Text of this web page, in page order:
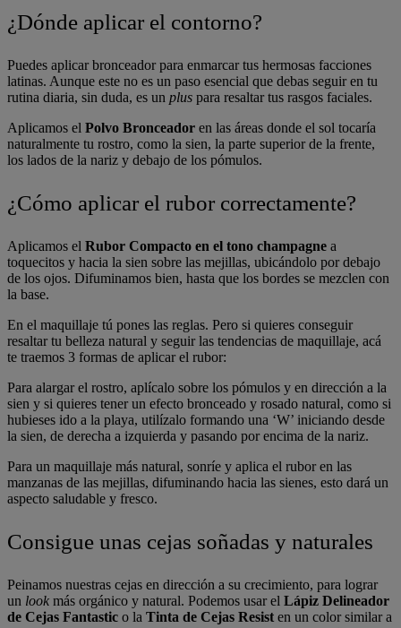
¿Dónde aplicar el contorno?
Puedes aplicar bronceador para enmarcar tus hermosas facciones
latinas. Aunque este no es un paso esencial que debas seguir en tu
rutina diaria, sin duda, es un plus para resaltar tus rasgos faciales.
Aplicamos el Polvo Bronceador en las áreas donde el sol tocaría
naturalmente tu rostro, como la sien, la parte superior de la frente,
los lados de la nariz y debajo de los pómulos.
¿Cómo aplicar el rubor correctamente?
Aplicamos el Rubor Compacto en el tono champagne a
toquecitos y hacia la sien sobre las mejillas, ubicándolo por debajo
de los ojos. Difuminamos bien, hasta que los bordes se mezclen con
la base.
En el maquillaje tú pones las reglas. Pero si quieres conseguir
resaltar tu belleza natural y seguir las tendencias de maquillaje, acá
te traemos 3 formas de aplicar el rubor:
Para alargar el rostro, aplícalo sobre los pómulos y en dirección a la
sien y si quieres tener un efecto bronceado y rosado natural, como si
hubieses ido a la playa, utilízalo formando una ‘W’ iniciando desde
la sien, de derecha a izquierda y pasando por encima de la nariz.
Para un maquillaje más natural, sonríe y aplica el rubor en las
manzanas de las mejillas, difuminando hacia las sienes, esto dará un
aspecto saludable y fresco.
Consigue unas cejas soñadas y naturales
Peinamos nuestras cejas en dirección a su crecimiento, para lograr
un look más orgánico y natural. Podemos usar el Lápiz Delineador
de Cejas Fantastic o la Tinta de Cejas Resist en un color similar a